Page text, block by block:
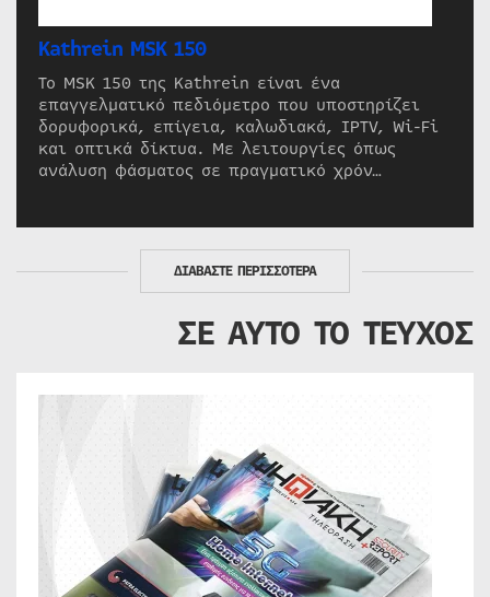
Kathrein MSK 150
Το MSK 150 της Kathrein είναι ένα
επαγγελματικό πεδιόμετρο που υποστηρίζει
δορυφορικά, επίγεια, καλωδιακά, IPTV, Wi-Fi
και οπτικά δίκτυα. Με λειτουργίες όπως
ανάλυση φάσματος σε πραγματικό χρόν…
ΔΙΑΒΑΣΤΕ ΠΕΡΙΣΣΟΤΕΡΑ
ΣΕ ΑΥΤΟ ΤΟ ΤΕΥΧΟΣ